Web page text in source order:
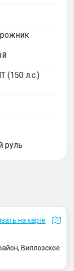
(150 л.с.)
руль
на карте
Виллозское